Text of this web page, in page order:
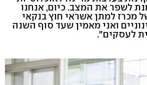
לשפר את המצב. כיום, אנחנו
מכרז למתן אשראי חוץ בנקאי
ואני מאמין שעד סוף השנה
לעסקים".